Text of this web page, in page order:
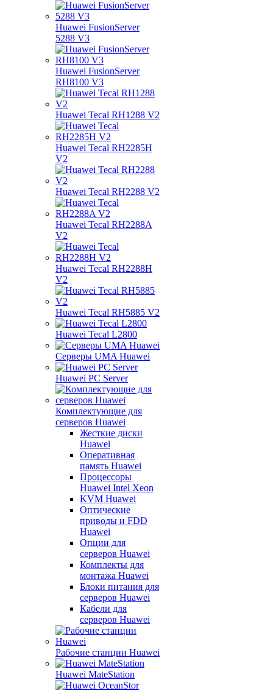
Huawei FusionServer
5288 V3
Huawei FusionServer
RH8100 V3
Huawei Tecal RH1288 V2
Huawei Tecal RH2285H
V2
Huawei Tecal RH2288 V2
Huawei Tecal RH2288A
V2
Huawei Tecal RH2288H
V2
Huawei Tecal RH5885 V2
Huawei Tecal L2800
Серверы UMA Huawei
Huawei PC Server
Комплектующие для
серверов Huawei
Жесткие диски
Huawei
Оперативная
память Huawei
Процессоры
Huawei Intel Xeon
KVM Huawei
Оптические
приводы и FDD
Huawei
Опции для
серверов Huawei
Комплекты для
монтажа Huawei
Блоки питания для
серверов Huawei
Кабели для
серверов Huawei
Рабочие станции Huawei
Huawei MateStation